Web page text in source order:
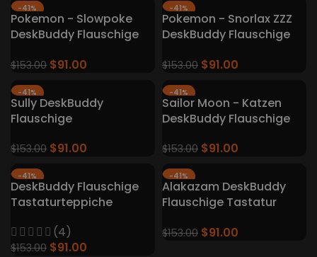
-41%
Pokemon - Slowpoke
DeskBuddy Flauschige
$153.00 $91.00
-41%
Pokemon - Snorlax ZZZ
DeskBuddy Flauschige
$153.00 $91.00
-41%
Sully DeskBuddy
Flauschige
$153.00 $91.00
-41%
Sailor Moon - Katzen
DeskBuddy Flauschige
$153.00 $91.00
-41%
DeskBuddy Flauschige
Tastaturteppiche
(4)
$153.00 $91.00
-41%
Alakazam DeskBuddy
Flauschige Tastatur
$153.00 $91.00